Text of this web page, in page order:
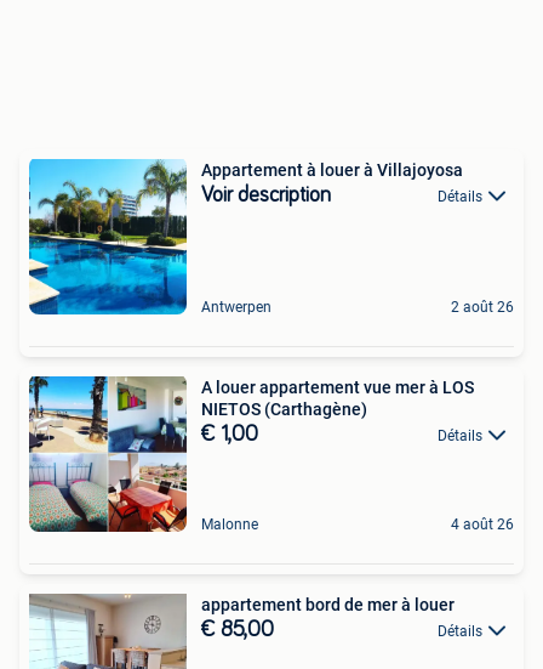
Appartement à louer à Villajoyosa
Voir description Détails
Antwerpen 2 août 26
A louer appartement vue mer à LOS
NIETOS (Carthagène)
€ 1,00 Détails
Malonne 4 août 26
appartement bord de mer à louer
€ 85,00 Détails